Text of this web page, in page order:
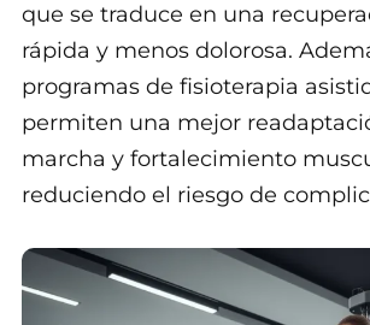
que se traduce en una
rápida y menos dolorosa.
programas de fisioterapia
permiten una mejor
marcha y fortalecimiento
reduciendo el riesgo de